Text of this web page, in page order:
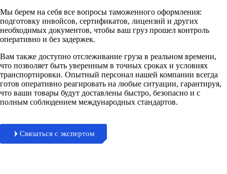
Мы берем на себя все вопросы таможенного оформления:
подготовку инвойсов, сертификатов, лицензий и других
необходимых документов, чтобы ваш груз прошел контроль
оперативно и без задержек.
Вам также доступно отслеживание груза в реальном времени,
что позволяет быть уверенным в точных сроках и условиях
транспортировки. Опытный персонал нашей компании всегда
готов оперативно реагировать на любые ситуации, гарантируя,
что ваши товары будут доставлены быстро, безопасно и с
полным соблюдением международных стандартов.
Связаться с экспертом